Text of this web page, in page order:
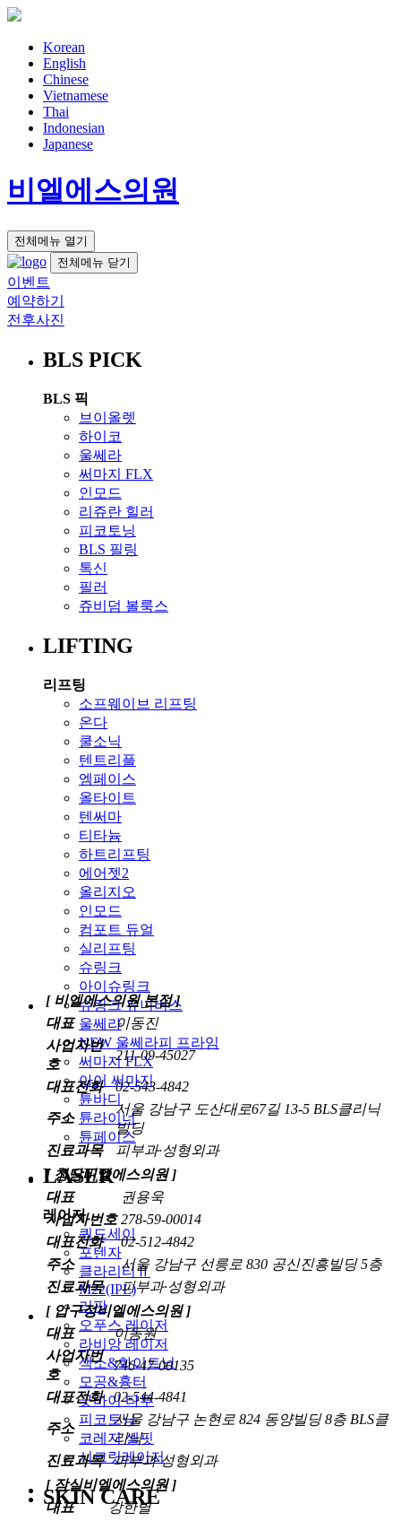
Korean
English
Chinese
Vietnamese
Thai
Indonesian
Japanese
비엘에스의원
전체메뉴 열기
전체메뉴 닫기
이벤트
예약하기
전후사진
BLS PICK
BLS 픽
브이올렛
하이코
울쎄라
써마지 FLX
인모드
리쥬란 힐러
피코토닝
BLS 필링
톡신
필러
쥬비덤 볼룩스
LIFTING
리프팅
소프웨이브 리프팅
온다
쿨소닉
텐트리플
엠페이스
올타이트
텐써마
티타늄
하트리프팅
에어젯2
올리지오
인모드
컴포트 듀얼
실리프팅
슈링크
아이슈링크
슈링크 유니버스
울쎄라
NEW 울쎄라피 프라임
써마지 FLX
아이 써마지
튠바디
튠라이너
튠페이스
LASER
레이저
쿼드세이
포텐자
클라리티Ⅱ
M22(IPL)
리팟
오푸스 레이저
라비앙 레이저
색소&화이트닝
모공&흉터
굿바이 타투
피코토닝
코레지 셀핏
시크릿레이저
SKIN CARE
[ 비엘에스의원 본점 ]
대표
이동진
사업자번
호
211-09-45027
대표전화 02-543-4842
주소
서울 강남구 도산대로67길 13-5 BLS클리닉
빌딩
진료과목
피부과·성형외과
[ 청담비엘에스의원 ]
대표
권용욱
사업자번호 278-59-00014
대표전화
02-512-4842
주소
서울 강남구 선릉로 830 공신진흥빌딩 5층
진료과목
피부과·성형외과
[ 압구정비엘에스의원 ]
대표
이동원
사업자번
호
746-47-00135
대표전화 02-544-4841
주소
서울 강남구 논현로 824 동양빌딩 8층 BLS클
리닉
진료과목
피부과·성형외과
[ 잠실비엘에스의원 ]
대표
강한별